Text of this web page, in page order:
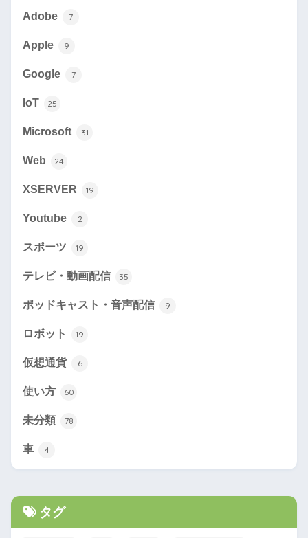
Adobe 7
Apple 9
Google 7
IoT 25
Microsoft 31
Web 24
XSERVER 19
Youtube 2
スポーツ 19
テレビ・動画配信 35
ポッドキャスト・音声配信 9
ロボット 19
仮想通貨 6
使い方 60
未分類 78
車 4
タグ